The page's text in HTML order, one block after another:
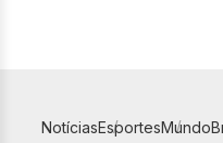
NotíciasEsportesMundo